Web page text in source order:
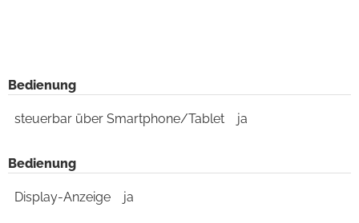
Bedienung
steuerbar über Smartphone/Tablet ja
Bedienung
Display-Anzeige ja